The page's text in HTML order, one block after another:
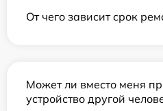
От чего зависит срок
Может ли вместо меня
устройство другой